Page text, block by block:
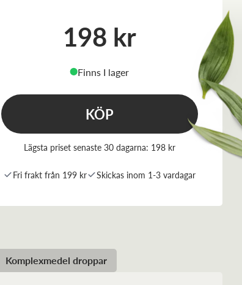
198 kr
⬤Finns I lager
KÖP
Lägsta priset senaste 30 dagarna: 198 kr
Fri frakt från 199 kr Skickas inom 1-3 vardagar
Komplexmedel droppar